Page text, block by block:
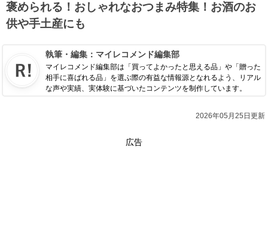
褒められる！おしゃれなおつまみ特集！お酒のお
供や手土産にも
執筆・編集： マイレコメンド編集部
マイレコメンド編集部は「買ってよかったと思える品」や「贈った
相手に喜ばれる品」を選ぶ際の有益な情報源となれるよう、リアル
な声や実績、実体験に基づいたコンテンツを制作しています。
2026年05月25日更新
広告